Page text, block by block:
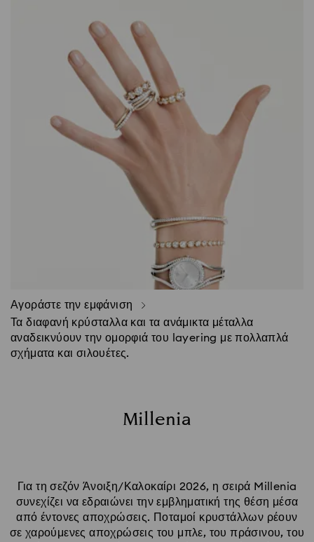
Αγοράστε την εμφάνιση
Τα διαφανή κρύσταλλα και τα ανάμικτα μέταλλα
αναδεικνύουν την ομορφιά του layering με πολλαπλά
σχήματα και σιλουέτες.
Millenia
Για τη σεζόν Άνοιξη/Καλοκαίρι 2026, η σειρά Millenia
συνεχίζει να εδραιώνει την εμβληματική της θέση μέσα
από έντονες αποχρώσεις. Ποταμοί κρυστάλλων ρέουν
σε χαρούμενες αποχρώσεις του μπλε, του πράσινου, του